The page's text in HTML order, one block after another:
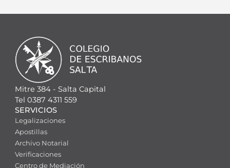
Mitre 384 - Salta Capital
Tel 0387 4311 559
SERVICIOS
Legalizaciones
Apostillas
Archivo Notarial
Verificaciones
Centro de Mediación